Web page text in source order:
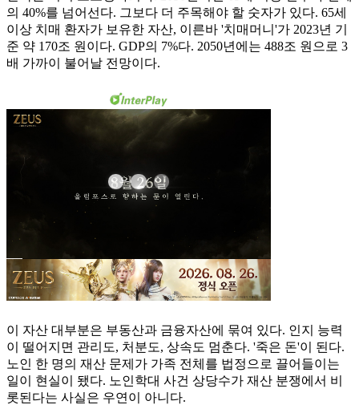
의 40%를 넘어선다. 그보다 더 주목해야 할 숫자가 있다. 65세
이상 치매 환자가 보유한 자산, 이른바 '치매머니'가 2023년 기
준 약 170조 원이다. GDP의 7%다. 2050년에는 488조 원으로 3
배 가까이 불어날 전망이다.
이 자산 대부분은 부동산과 금융자산에 묶여 있다. 인지 능력
이 떨어지면 관리도, 처분도, 상속도 멈춘다. '죽은 돈'이 된다.
노인 한 명의 재산 문제가 가족 전체를 법정으로 끌어들이는
일이 현실이 됐다. 노인학대 사건 상당수가 재산 분쟁에서 비
롯된다는 사실은 우연이 아니다.